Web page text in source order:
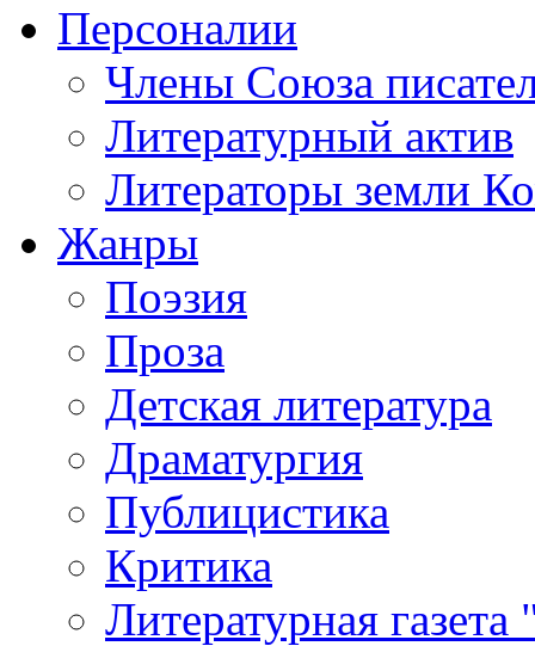
Персоналии
Члены Союза
Литературный актив
Литераторы земли
Жанры
Поэзия
Проза
Детская литература
Драматургия
Публицистика
Критика
Литературная